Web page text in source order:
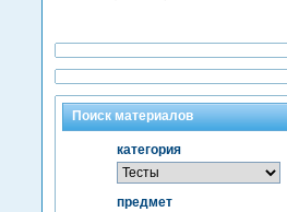
Поиск материалов
категория
предмет